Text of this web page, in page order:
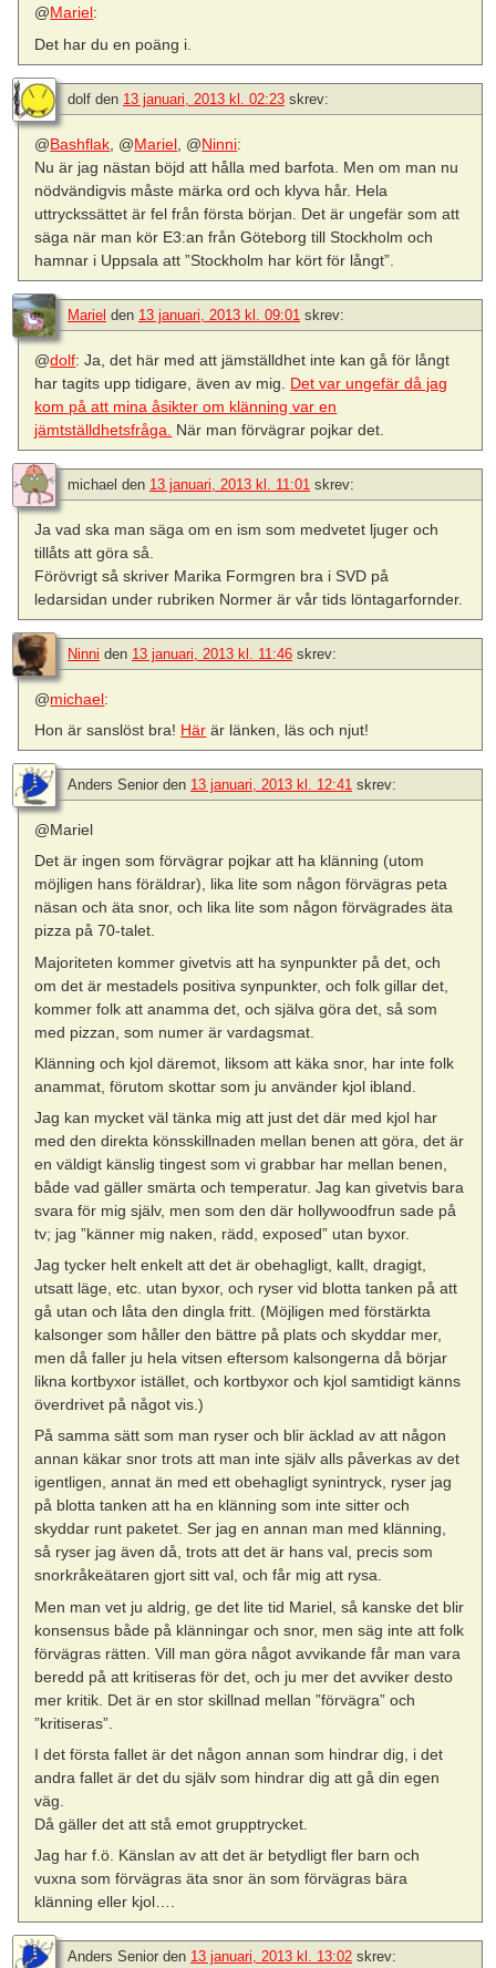
@Mariel:
Det har du en poäng i.
dolf den 13 januari, 2013 kl. 02:23 skrev:
@Bashflak , @Mariel , @Ninni:
Nu är jag nästan böjd att hålla med barfota. Men om man nu
nödvändigvis måste märka ord och klyva hår. Hela
uttryckssättet är fel från första början. Det är ungefär som att
säga när man kör E3:an från Göteborg till Stockholm och
hamnar i Uppsala att ”Stockholm har kört för långt”.
Mariel den 13 januari, 2013 kl. 09:01 skrev:
@dolf: Ja, det här med att jämställdhet inte kan gå för långt
har tagits upp tidigare, även av mig. Det var ungefär då jag
kom på att mina åsikter om klänning var en
jämtställdhetsfråga.
När man förvägrar pojkar det.
michael den 13 januari, 2013 kl. 11:01 skrev:
Ja vad ska man säga om en ism som medvetet ljuger och
tillåts att göra så.
Förövrigt så skriver Marika Formgren bra i SVD på
ledarsidan under rubriken Normer är vår tids löntagarfornder.
Ninni den 13 januari, 2013 kl. 11:46 skrev:
@michael:
Hon är sanslöst bra! Här är länken, läs och njut!
Anders Senior den 13 januari, 2013 kl. 12:41 skrev:
@Mariel
Det är ingen som förvägrar pojkar att ha klänning (utom
möjligen hans föräldrar), lika lite som någon förvägras peta
näsan och äta snor, och lika lite som någon förvägrades äta
pizza på 70-talet.
Majoriteten kommer givetvis att ha synpunkter på det, och
om det är mestadels positiva synpunkter, och folk gillar det,
kommer folk att anamma det, och själva göra det, så som
med pizzan, som numer är vardagsmat.
Klänning och kjol däremot, liksom att käka snor, har inte folk
anammat, förutom skottar som ju använder kjol ibland.
Jag kan mycket väl tänka mig att just det där med kjol har
med den direkta könsskillnaden mellan benen att göra, det är
en väldigt känslig tingest som vi grabbar har mellan benen,
både vad gäller smärta och temperatur. Jag kan givetvis bara
svara för mig själv, men som den där hollywoodfrun sade på
tv; jag ”känner mig naken, rädd, exposed” utan byxor.
Jag tycker helt enkelt att det är obehagligt, kallt, dragigt,
utsatt läge, etc. utan byxor, och ryser vid blotta tanken på att
gå utan och låta den dingla fritt. (Möjligen med förstärkta
kalsonger som håller den bättre på plats och skyddar mer,
men då faller ju hela vitsen eftersom kalsongerna då börjar
likna kortbyxor istället, och kortbyxor och kjol samtidigt känns
överdrivet på något vis.)
På samma sätt som man ryser och blir äcklad av att någon
annan käkar snor trots att man inte själv alls påverkas av det
igentligen, annat än med ett obehagligt synintryck, ryser jag
på blotta tanken att ha en klänning som inte sitter och
skyddar runt paketet. Ser jag en annan man med klänning,
så ryser jag även då, trots att det är hans val, precis som
snorkråkeätaren gjort sitt val, och får mig att rysa.
Men man vet ju aldrig, ge det lite tid Mariel, så kanske det blir
konsensus både på klänningar och snor, men säg inte att folk
förvägras rätten. Vill man göra något avvikande får man vara
beredd på att kritiseras för det, och ju mer det avviker desto
mer kritik. Det är en stor skillnad mellan ”förvägra” och
”kritiseras”.
I det första fallet är det någon annan som hindrar dig, i det
andra fallet är det du själv som hindrar dig att gå din egen
väg.
Då gäller det att stå emot grupptrycket.
Jag har f.ö. Känslan av att det är betydligt fler barn och
vuxna som förvägras äta snor än som förvägras bära
klänning eller kjol….
Anders Senior den 13 januari, 2013 kl. 13:02 skrev: